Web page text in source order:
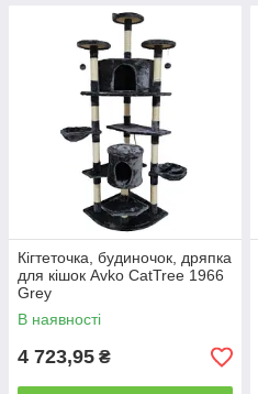
Кігтеточка, будиночок, дряпка
для кішок Avko CatTree 1966
Grey
В наявності
4 723,95 ₴